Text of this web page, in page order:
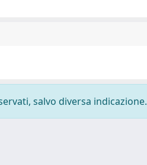
salvo diversa indicazione.